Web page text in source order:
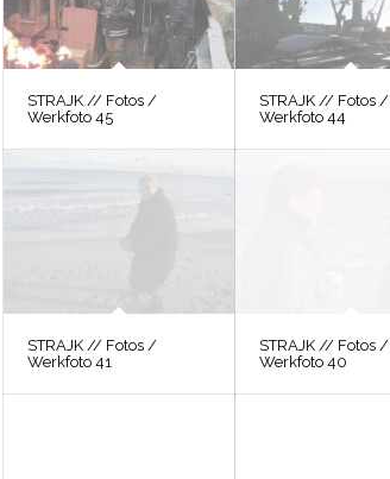
STRAJK // Fotos /
Werkfoto 45
STRAJK // Fotos /
Werkfoto 44
STRAJK // Fotos /
Werkfoto 41
STRAJK // Fotos /
Werkfoto 40